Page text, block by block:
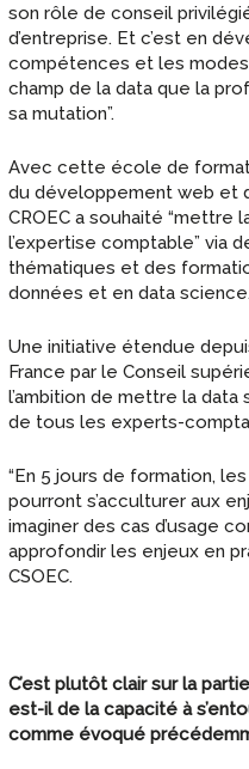
son rôle de conseil
d’entreprise. Et c’est en
compétences et les
champ de la data que la
sa mutation”.
Avec cette école de
du développement web et
CROEC a souhaité “mettre
l’expertise comptable” via
thématiques et des
données et en data science.
Une initiative étendue
France par le Conseil
l’ambition de mettre la
de tous les experts-
“En 5 jours de formation,
pourront s’acculturer aux
imaginer des cas d’usage
approfondir les enjeux en
CSOEC.
C’est plutôt clair sur la
est-il de la capacité à
comme évoqué